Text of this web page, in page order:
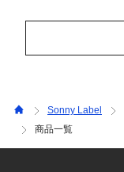
Sonny Label
商品一覧